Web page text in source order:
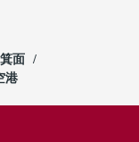
箕面
港